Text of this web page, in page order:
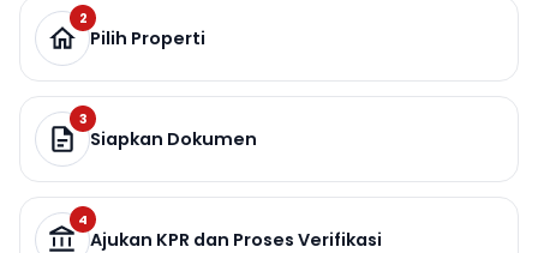
2
Pilih Properti
3
Siapkan Dokumen
4
Ajukan KPR dan Proses Verifikasi